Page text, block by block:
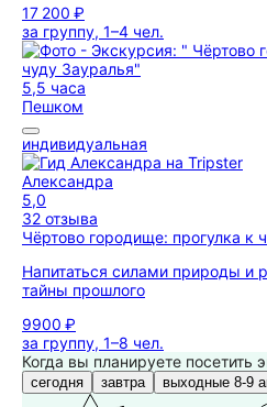
17 200 ₽
за группу, 1–4 чел.
5,5 часа
Пешком
индивидуальная
Александра
5,0
32 отзыва
Чёртово городище: прогулка к
Напитаться силами природы и
тайны прошлого
9900 ₽
за группу, 1–8 чел.
Когда вы планируете посетить
сегодня завтра выходные 8-9